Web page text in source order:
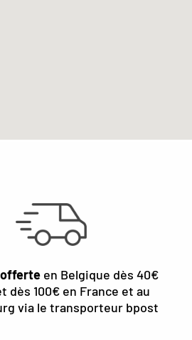
en Belgique dès 40€
dès 100€ en France et au
via le transporteur bpost